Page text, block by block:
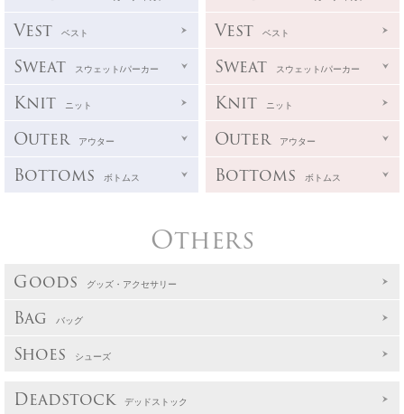
Vest ベスト
Sweat スウェット/パーカー
Knit ニット
Outer アウター
Bottoms ボトムス
Vest ベスト
Sweat スウェット/パーカー
Knit ニット
Outer アウター
Bottoms ボトムス
Others
Goods グッズ・アクセサリー
Bag バッグ
Shoes シューズ
Deadstock デッドストック